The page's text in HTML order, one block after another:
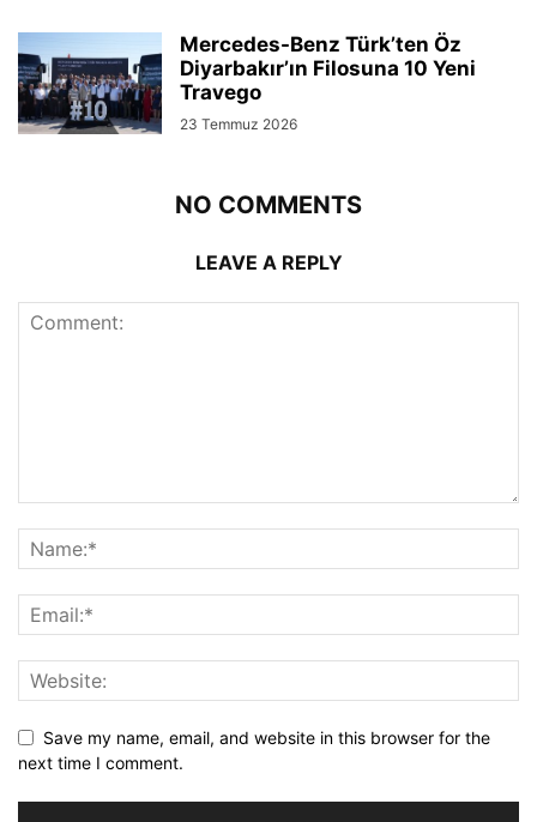
Mercedes-Benz Türk’ten Öz
Diyarbakır’ın Filosuna 10 Yeni
Travego
23 Temmuz 2026
NO COMMENTS
LEAVE A REPLY
Save my name, email, and website in this browser for the
next time I comment.